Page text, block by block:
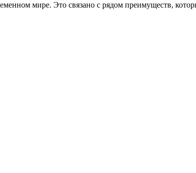
мире. Это связано с рядом преимуществ,